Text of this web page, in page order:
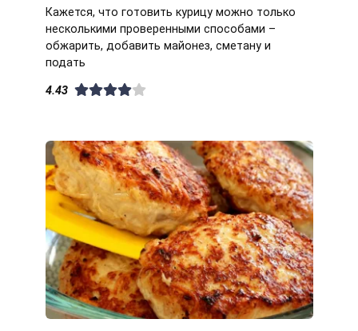
Кажется, что готовить курицу можно только
несколькими проверенными способами –
обжарить, добавить майонез, сметану и
подать
4.43